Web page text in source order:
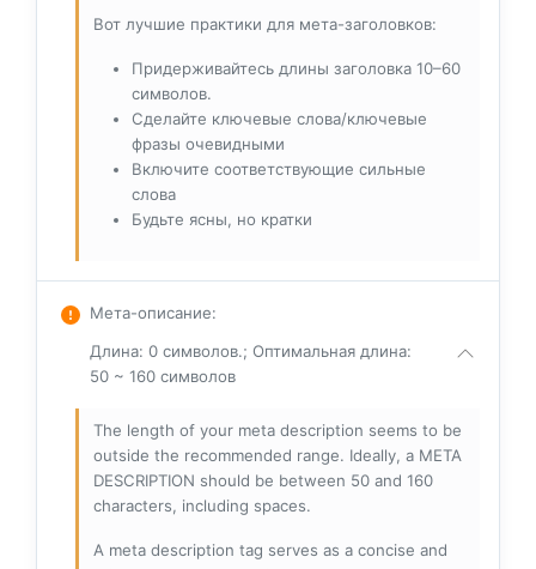
Вот лучшие практики для мета-заголовков:
Придерживайтесь длины заголовка 10–60
символов.
Сделайте ключевые слова/ключевые
фразы очевидными
Включите соответствующие сильные
слова
Будьте ясны, но кратки
Мета-описание:
Длина: 0 символов.; Оптимальная длина:
50 ~ 160 символов
The length of your meta description seems to be
outside the recommended range. Ideally, a META
DESCRIPTION should be between 50 and 160
characters, including spaces.
A meta description tag serves as a concise and